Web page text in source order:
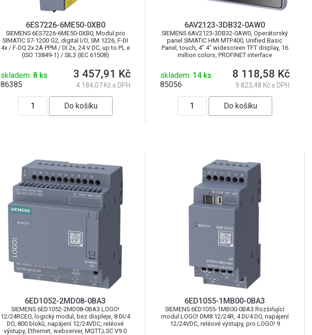
6ES7226-6ME50-0XB0
SIEMENS 6ES7226-6ME50-0XB0, Modul pro
SIMATIC S7-1200 G2, digital I/O, SM 1226, F-DI
4x / F-DQ 2x 2A PPM / DI 2x, 24 V DC, up to PL e
(ISO 13849-1) / SIL3 (IEC 61508)
skladem: 8 ks
86385
3 457,91 Kč
4 184,07 Kč s DPH
6AV2123-3DB32-0AW0
SIEMENS 6AV2123-3DB32-0AW0, Operátorský
panel SIMATIC HMI MTP400, Unified Basic
Panel, touch, 4" 4" widescreen TFT display, 16
million colors, PROFINET interface
skladem: 14 ks
85056
8 118,58 Kč
9 823,48 Kč s DPH
6ED1052-2MD08-0BA3
SIEMENS 6ED1052-2MD08-0BA3 LOGO!
12/24RCEO, logický modul, bez displeje, 8 DI/4
DO, 800 bloků, napájení 12/24VDC, reléové
výstupy, Ethernet, webserver, MQTT,LSC V9.0
6ED1055-1MB00-0BA3
SIEMENS 6ED1055-1MB00-0BA3 Rozšiřující
modul LOGO! DM8 12/24R, 4 DI/4 DO, napájení
12/24VDC, reléové výstupy, pro LOGO! 9